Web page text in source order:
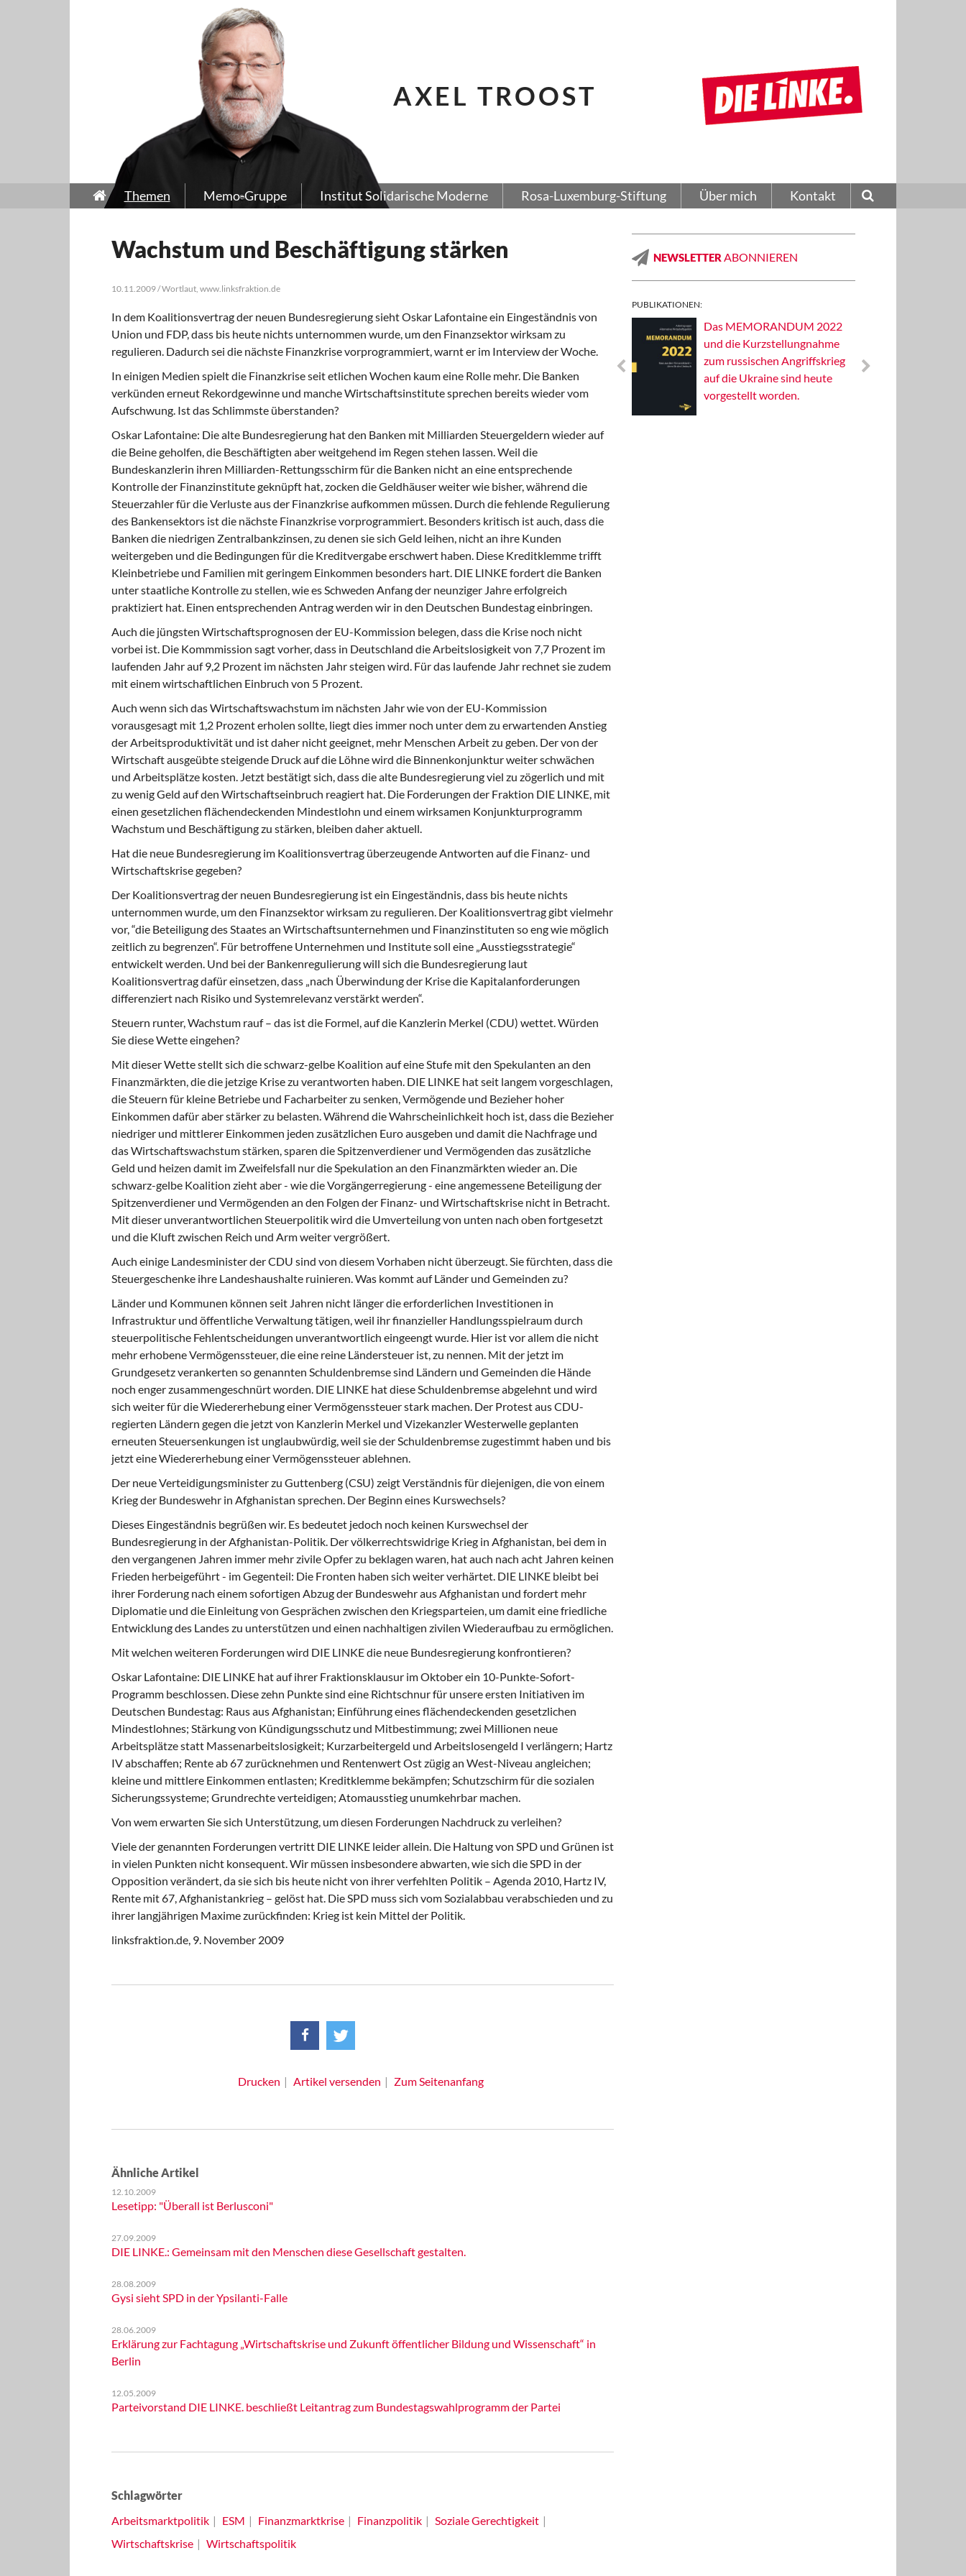
AXEL TROOST
Themen Memo-Gruppe Institut Solidarische Moderne Rosa-Luxemburg-Stiftung Über mich Kontakt
Wachstum und Beschäftigung stärken
10.11.2009 / Wortlaut, www.linksfraktion.de
In dem Koalitionsvertrag der neuen Bundesregierung sieht Oskar Lafontaine ein Eingeständnis von
Union und FDP, dass bis heute nichts unternommen wurde, um den Finanzsektor wirksam zu
regulieren. Dadurch sei die nächste Finanzkrise vorprogrammiert, warnt er im Interview der Woche.
In einigen Medien spielt die Finanzkrise seit etlichen Wochen kaum eine Rolle mehr. Die Banken
verkünden erneut Rekordgewinne und manche Wirtschaftsinstitute sprechen bereits wieder vom
Aufschwung. Ist das Schlimmste überstanden?
Oskar Lafontaine: Die alte Bundesregierung hat den Banken mit Milliarden Steuergeldern wieder auf
die Beine geholfen, die Beschäftigten aber weitgehend im Regen stehen lassen. Weil die
Bundeskanzlerin ihren Milliarden-Rettungsschirm für die Banken nicht an eine entsprechende
Kontrolle der Finanzinstitute geknüpft hat, zocken die Geldhäuser weiter wie bisher, während die
Steuerzahler für die Verluste aus der Finanzkrise aufkommen müssen. Durch die fehlende Regulierung
des Bankensektors ist die nächste Finanzkrise vorprogrammiert. Besonders kritisch ist auch, dass die
Banken die niedrigen Zentralbankzinsen, zu denen sie sich Geld leihen, nicht an ihre Kunden
weitergeben und die Bedingungen für die Kreditvergabe erschwert haben. Diese Kreditklemme trifft
Kleinbetriebe und Familien mit geringem Einkommen besonders hart. DIE LINKE fordert die Banken
unter staatliche Kontrolle zu stellen, wie es Schweden Anfang der neunziger Jahre erfolgreich
praktiziert hat. Einen entsprechenden Antrag werden wir in den Deutschen Bundestag einbringen.
Auch die jüngsten Wirtschaftsprognosen der EU-Kommission belegen, dass die Krise noch nicht
vorbei ist. Die Kommmission sagt vorher, dass in Deutschland die Arbeitslosigkeit von 7,7 Prozent im
laufenden Jahr auf 9,2 Prozent im nächsten Jahr steigen wird. Für das laufende Jahr rechnet sie zudem
mit einem wirtschaftlichen Einbruch von 5 Prozent.
Auch wenn sich das Wirtschaftswachstum im nächsten Jahr wie von der EU-Kommission
vorausgesagt mit 1,2 Prozent erholen sollte, liegt dies immer noch unter dem zu erwartenden Anstieg
der Arbeitsproduktivität und ist daher nicht geeignet, mehr Menschen Arbeit zu geben. Der von der
Wirtschaft ausgeübte steigende Druck auf die Löhne wird die Binnenkonjunktur weiter schwächen
und Arbeitsplätze kosten. Jetzt bestätigt sich, dass die alte Bundesregierung viel zu zögerlich und mit
zu wenig Geld auf den Wirtschaftseinbruch reagiert hat. Die Forderungen der Fraktion DIE LINKE, mit
einen gesetzlichen flächendeckenden Mindestlohn und einem wirksamen Konjunkturprogramm
Wachstum und Beschäftigung zu stärken, bleiben daher aktuell.
Hat die neue Bundesregierung im Koalitionsvertrag überzeugende Antworten auf die Finanz- und
Wirtschaftskrise gegeben?
Der Koalitionsvertrag der neuen Bundesregierung ist ein Eingeständnis, dass bis heute nichts
unternommen wurde, um den Finanzsektor wirksam zu regulieren. Der Koalitionsvertrag gibt vielmehr
vor, “die Beteiligung des Staates an Wirtschaftsunternehmen und Finanzinstituten so eng wie möglich
zeitlich zu begrenzen“. Für betroffene Unternehmen und Institute soll eine „Ausstiegsstrategie“
entwickelt werden. Und bei der Bankenregulierung will sich die Bundesregierung laut
Koalitionsvertrag dafür einsetzen, dass „nach Überwindung der Krise die Kapitalanforderungen
differenziert nach Risiko und Systemrelevanz verstärkt werden“.
Steuern runter, Wachstum rauf – das ist die Formel, auf die Kanzlerin Merkel (CDU) wettet. Würden
Sie diese Wette eingehen?
Mit dieser Wette stellt sich die schwarz-gelbe Koalition auf eine Stufe mit den Spekulanten an den
Finanzmärkten, die die jetzige Krise zu verantworten haben. DIE LINKE hat seit langem vorgeschlagen,
die Steuern für kleine Betriebe und Facharbeiter zu senken, Vermögende und Bezieher hoher
Einkommen dafür aber stärker zu belasten. Während die Wahrscheinlichkeit hoch ist, dass die Bezieher
niedriger und mittlerer Einkommen jeden zusätzlichen Euro ausgeben und damit die Nachfrage und
das Wirtschaftswachstum stärken, sparen die Spitzenverdiener und Vermögenden das zusätzliche
Geld und heizen damit im Zweifelsfall nur die Spekulation an den Finanzmärkten wieder an. Die
schwarz-gelbe Koalition zieht aber - wie die Vorgängerregierung - eine angemessene Beteiligung der
Spitzenverdiener und Vermögenden an den Folgen der Finanz- und Wirtschaftskrise nicht in Betracht.
Mit dieser unverantwortlichen Steuerpolitik wird die Umverteilung von unten nach oben fortgesetzt
und die Kluft zwischen Reich und Arm weiter vergrößert.
Auch einige Landesminister der CDU sind von diesem Vorhaben nicht überzeugt. Sie fürchten, dass die
Steuergeschenke ihre Landeshaushalte ruinieren. Was kommt auf Länder und Gemeinden zu?
Länder und Kommunen können seit Jahren nicht länger die erforderlichen Investitionen in
Infrastruktur und öffentliche Verwaltung tätigen, weil ihr finanzieller Handlungsspielraum durch
steuerpolitische Fehlentscheidungen unverantwortlich eingeengt wurde. Hier ist vor allem die nicht
mehr erhobene Vermögenssteuer, die eine reine Ländersteuer ist, zu nennen. Mit der jetzt im
Grundgesetz verankerten so genannten Schuldenbremse sind Ländern und Gemeinden die Hände
noch enger zusammengeschnürt worden. DIE LINKE hat diese Schuldenbremse abgelehnt und wird
sich weiter für die Wiedererhebung einer Vermögenssteuer stark machen. Der Protest aus CDU-
regierten Ländern gegen die jetzt von Kanzlerin Merkel und Vizekanzler Westerwelle geplanten
erneuten Steuersenkungen ist unglaubwürdig, weil sie der Schuldenbremse zugestimmt haben und bis
jetzt eine Wiedererhebung einer Vermögenssteuer ablehnen.
Der neue Verteidigungsminister zu Guttenberg (CSU) zeigt Verständnis für diejenigen, die von einem
Krieg der Bundeswehr in Afghanistan sprechen. Der Beginn eines Kurswechsels?
Dieses Eingeständnis begrüßen wir. Es bedeutet jedoch noch keinen Kurswechsel der
Bundesregierung in der Afghanistan-Politik. Der völkerrechtswidrige Krieg in Afghanistan, bei dem in
den vergangenen Jahren immer mehr zivile Opfer zu beklagen waren, hat auch nach acht Jahren keinen
Frieden herbeigeführt - im Gegenteil: Die Fronten haben sich weiter verhärtet. DIE LINKE bleibt bei
ihrer Forderung nach einem sofortigen Abzug der Bundeswehr aus Afghanistan und fordert mehr
Diplomatie und die Einleitung von Gesprächen zwischen den Kriegsparteien, um damit eine friedliche
Entwicklung des Landes zu unterstützen und einen nachhaltigen zivilen Wiederaufbau zu ermöglichen.
Mit welchen weiteren Forderungen wird DIE LINKE die neue Bundesregierung konfrontieren?
Oskar Lafontaine: DIE LINKE hat auf ihrer Fraktionsklausur im Oktober ein 10-Punkte-Sofort-
Programm beschlossen. Diese zehn Punkte sind eine Richtschnur für unsere ersten Initiativen im
Deutschen Bundestag: Raus aus Afghanistan; Einführung eines flächendeckenden gesetzlichen
Mindestlohnes; Stärkung von Kündigungsschutz und Mitbestimmung; zwei Millionen neue
Arbeitsplätze statt Massenarbeitslosigkeit; Kurzarbeitergeld und Arbeitslosengeld I verlängern; Hartz
IV abschaffen; Rente ab 67 zurücknehmen und Rentenwert Ost zügig an West-Niveau angleichen;
kleine und mittlere Einkommen entlasten; Kreditklemme bekämpfen; Schutzschirm für die sozialen
Sicherungssysteme; Grundrechte verteidigen; Atomausstieg unumkehrbar machen.
Von wem erwarten Sie sich Unterstützung, um diesen Forderungen Nachdruck zu verleihen?
Viele der genannten Forderungen vertritt DIE LINKE leider allein. Die Haltung von SPD und Grünen ist
in vielen Punkten nicht konsequent. Wir müssen insbesondere abwarten, wie sich die SPD in der
Opposition verändert, da sie sich bis heute nicht von ihrer verfehlten Politik – Agenda 2010, Hartz IV,
Rente mit 67, Afghanistankrieg – gelöst hat. Die SPD muss sich vom Sozialabbau verabschieden und zu
ihrer langjährigen Maxime zurückfinden: Krieg ist kein Mittel der Politik.
linksfraktion.de, 9. November 2009
Drucken Artikel versenden Zum Seitenanfang
Ähnliche Artikel
12.10.2009
Lesetipp: "Überall ist Berlusconi"
27.09.2009
DIE LINKE.: Gemeinsam mit den Menschen diese Gesellschaft gestalten.
28.08.2009
Gysi sieht SPD in der Ypsilanti-Falle
28.06.2009
Erklärung zur Fachtagung „Wirtschaftskrise und Zukunft öffentlicher Bildung und Wissenschaft“ in
Berlin
12.05.2009
Parteivorstand DIE LINKE. beschließt Leitantrag zum Bundestagswahlprogramm der Partei
Schlagwörter
Arbeitsmarktpolitik
ESM Finanzmarktkrise Finanzpolitik
Soziale Gerechtigkeit
Wirtschaftskrise
Wirtschaftspolitik
NEWSLETTER ABONNIEREN
PUBLIKATIONEN:
Solidarisches EUropa -
Mosaiklinke Perspektiven
Das MEMORANDUM 2022
und die Kurzstellungnahme
zum russischen Angriffskrieg
auf die Ukraine sind heute
vorgestellt worden.